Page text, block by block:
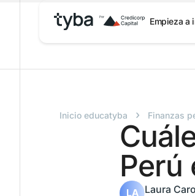
Empieza a
Inicio educatyba › Finanzas
Perú
Laura